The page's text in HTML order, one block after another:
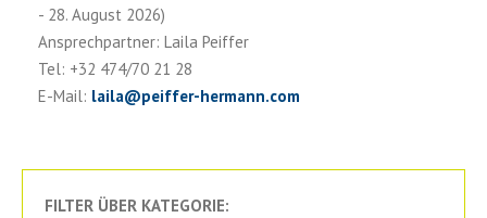
- 28. August 2026)
Ansprechpartner: Laila Peiffer
Tel: +32 474/70 21 28
E-Mail: laila@peiffer-hermann.com
FILTER ÜBER KATEGORIE: